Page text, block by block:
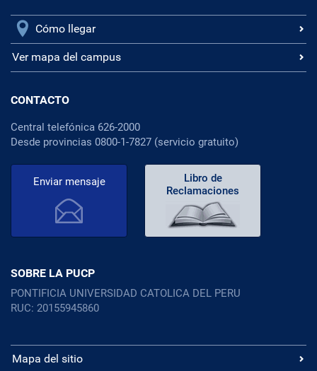
Cómo llegar
Ver mapa del campus
CONTACTO
Central telefónica 626-2000
Desde provincias 0800-1-7827 (servicio gratuito)
Enviar mensaje
Libro de
Reclamaciones
SOBRE LA PUCP
PONTIFICIA UNIVERSIDAD CATOLICA DEL PERU
RUC: 20155945860
Mapa del sitio